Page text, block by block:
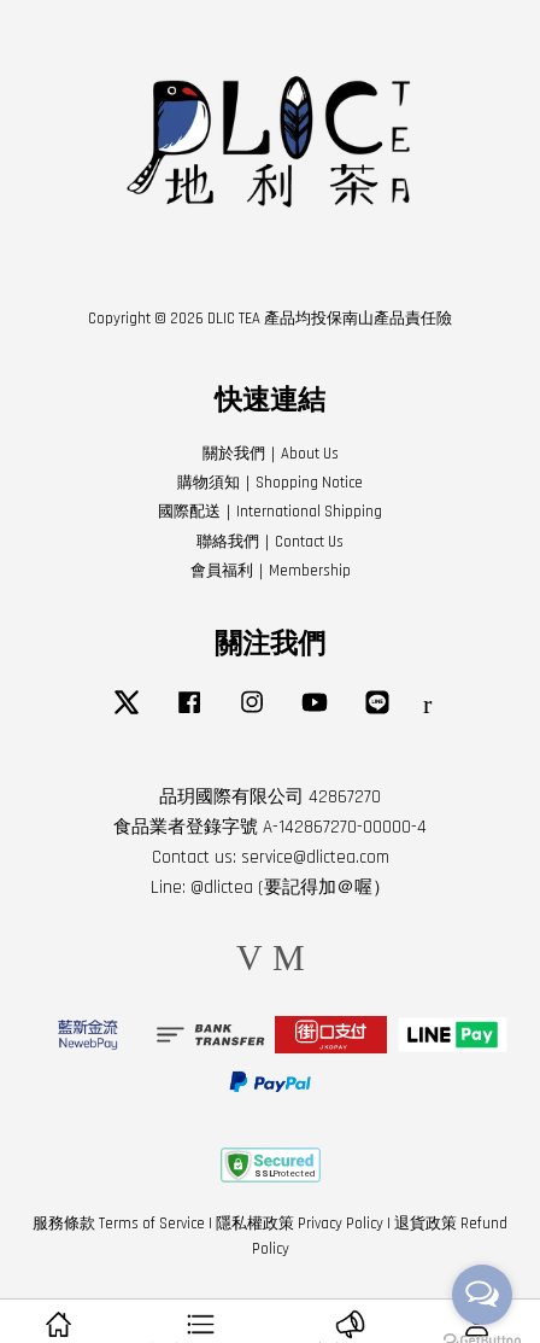
Copyright © 2026 DLIC TEA 產品均投保南山產品責任險
快速連結
關於我們｜About Us
購物須知｜Shopping Notice
國際配送｜International Shipping
聯絡我們｜Contact Us
會員福利｜Membership
關注我們
Twitter Facebook Instagram YouTube RSS
品玥國際有限公司 42867270
食品業者登錄字號 A-142867270-00000-4
Contact us: service@dlictea.com
Line: @dlictea (要記得加＠喔）
Visa
服務條款 Terms of Service | 隱私權政策 Privacy Policy | 退貨政策 Refund
Policy